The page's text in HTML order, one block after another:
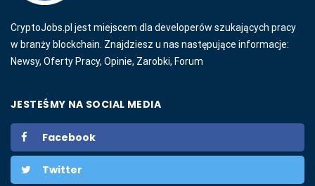
CryptoJobs.pl jest miejscem dla developerów szukających pracy
w branży blockchain. Znajdziesz u nas następujące informacje:
Newsy, Oferty Pracy, Opinie, Zarobki, Forum
JESTEŚMY NA SOCIAL MEDIA
Facebook
Twitter